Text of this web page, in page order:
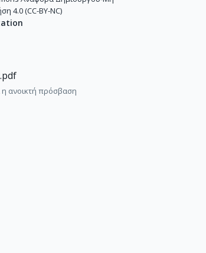
4.0 (CC-BY-NC)
η ανοικτή πρόσβαση